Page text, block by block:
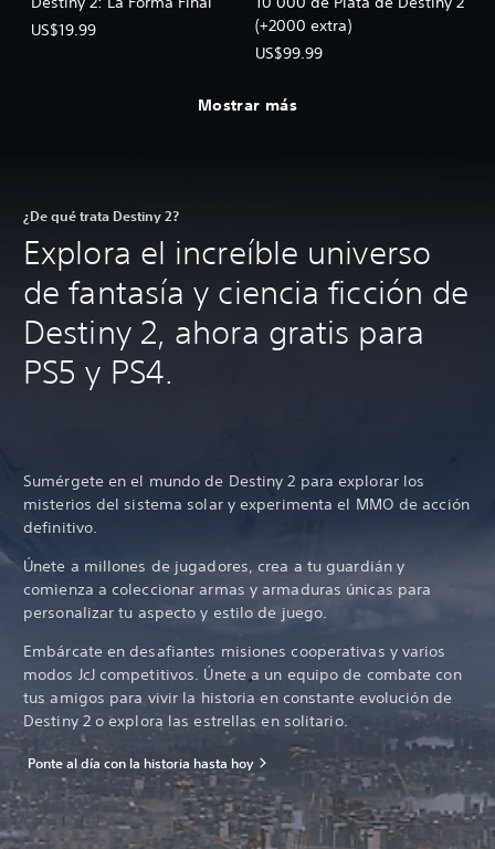
US$19.99
(+2000 extra)
US$99.99
Mostrar más
¿De qué trata Destiny 2?
Explora el increíble universo
de fantasía y ciencia ficción de
Destiny 2, ahora gratis para
PS5 y PS4.
Sumérgete en el mundo de Destiny 2 para explorar los
misterios del sistema solar y experimenta el MMO de acción
definitivo.
Únete a millones de jugadores, crea a tu guardián y
comienza a coleccionar armas y armaduras únicas para
personalizar tu aspecto y estilo de juego.
Embárcate en desafiantes misiones cooperativas y varios
modos JcJ competitivos. Únete a un equipo de combate con
tus amigos para vivir la historia en constante evolución de
Destiny 2 o explora las estrellas en solitario.
Ponte al día con la historia hasta hoy